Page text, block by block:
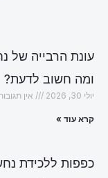
עונת הרבייה של
ומה חשוב לדעת?
יולי 30, 2026 אין
קרא עוד »
כפפות ללכידת